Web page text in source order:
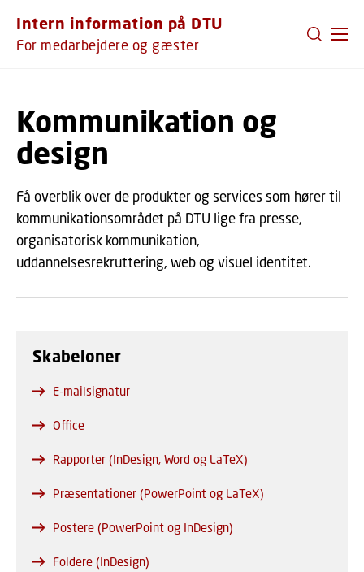
Intern information på DTU
For medarbejdere og gæster
Kommunikation og
design
Få overblik over de produkter og services som hører til
kommunikationsområdet på DTU lige fra presse,
organisatorisk kommunikation,
uddannelsesrekruttering, web og visuel identitet.
Skabeloner
E-mailsignatur
Office
Rapporter (InDesign, Word og LaTeX)
Præsentationer (PowerPoint og LaTeX)
Postere (PowerPoint og InDesign)
Foldere (InDesign)